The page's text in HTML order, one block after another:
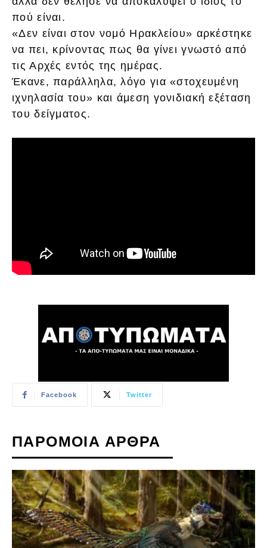
πού είναι.
«Δεν είναι στον νομό Ηρακλείου» αρκέστηκε
να πει, κρίνοντας πως θα γίνει γνωστό από
τις Αρχές εντός της ημέρας.
Έκανε, παράλληλα, λόγο για «στοχευμένη
ιχνηλασία του» και άμεση γονιδιακή εξέταση
του δείγματος.
Facebook Twitter
ΠΑΡΟΜΟΙΑ ΑΡΘΡΑ